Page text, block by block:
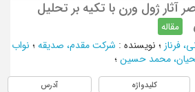
آثار ژول ورن با تکیه بر تحلیل
مقاله
فرناز؛ نویسنده: شرکت مقدم، صدیقه؛ نواب
محمد حسین؛
کلیدواژه آدرس